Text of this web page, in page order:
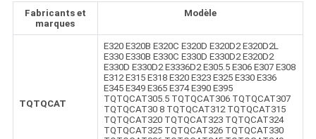
Fabricants et
marques
Modèle
TQTQCAT
E320 E320B E320C E320D E320D2 E320D2L
E330 E330B E330C E330D E330D2 E320D2
E330D E330D2 E3336D2 E305.5 E306 E307 E308
E312 E315 E318 E320 E323 E325 E330 E336
E345 E349 E365 E374 E390 E395
TQTQCAT305.5 TQTQCAT306 TQTQCAT307
TQTQCAT30 8 TQTQCAT312 TQTQCAT315
TQTQCAT320 TQTQCAT323 TQTQCAT324
TQTQCAT325 TQTQCAT326 TQTQCAT330